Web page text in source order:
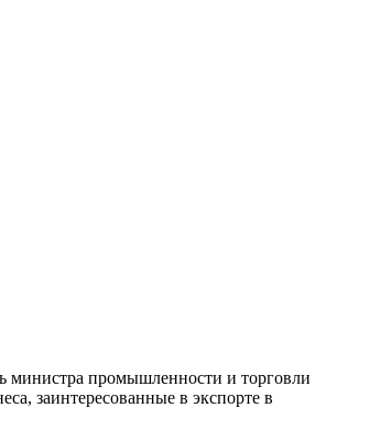
министра промышленности и торговли
заинтересованные в экспорте в